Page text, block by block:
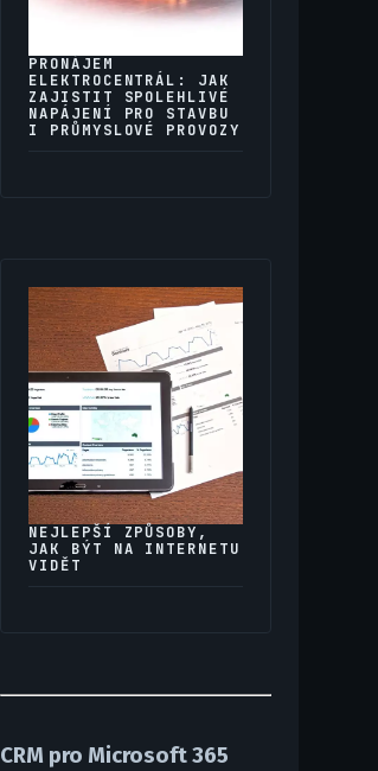
PRONÁJEM
ELEKTROCENTRÁL: JAK
ZAJISTIT SPOLEHLIVÉ
NAPÁJENÍ PRO STAVBU
I PRŮMYSLOVÉ PROVOZY
NEJLEPŠÍ ZPŮSOBY,
JAK BÝT NA INTERNETU
VIDĚT
CRM pro Microsoft 365